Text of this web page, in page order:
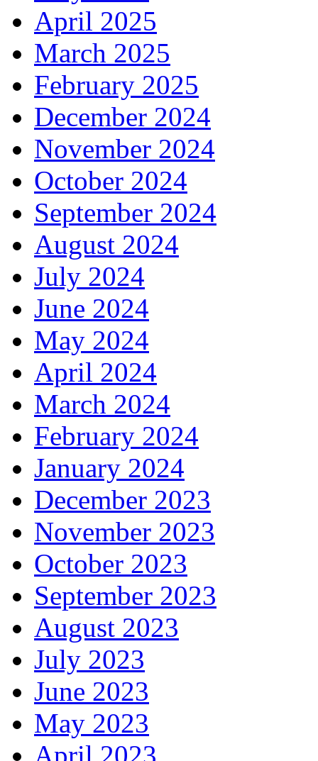
April 2025
March 2025
February 2025
December 2024
November 2024
October 2024
September 2024
August 2024
July 2024
June 2024
May 2024
April 2024
March 2024
February 2024
January 2024
December 2023
November 2023
October 2023
September 2023
August 2023
July 2023
June 2023
May 2023